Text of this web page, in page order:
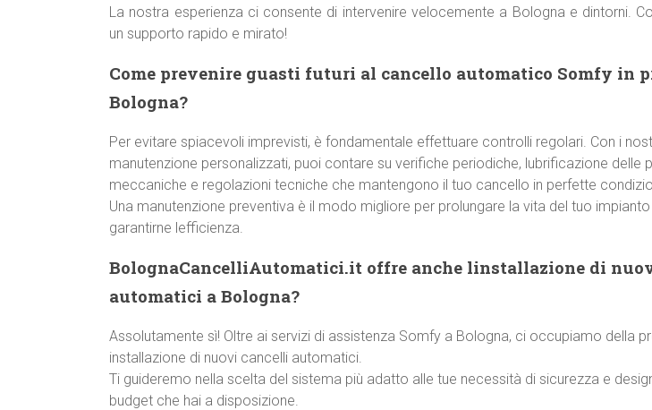
La nostra esperienza ci consente di intervenire velocemente a Bologna e dintorni.
un supporto rapido e mirato!
Come prevenire guasti futuri al cancello automatico Somfy in
Bologna?
Per evitare spiacevoli imprevisti, è fondamentale effettuare controlli regolari. Con i
manutenzione personalizzati, puoi contare su verifiche periodiche, lubrificazione delle
meccaniche e regolazioni tecniche che mantengono il tuo cancello in perfette
Una manutenzione preventiva è il modo migliore per prolungare la vita del tuo
garantirne lefficienza.
BolognaCancelliAutomatici.it offre anche linstallazione di
automatici a Bologna?
Assolutamente sì! Oltre ai servizi di assistenza Somfy a Bologna, ci occupiamo della
installazione di nuovi cancelli automatici.
Ti guideremo nella scelta del sistema più adatto alle tue necessità di sicurezza e
budget che hai a disposizione.